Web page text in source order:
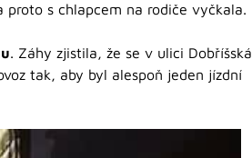
s chlapcem na rodiče vyčkala.
. Záhy zjistila, že se v ulici Dobříšská
tak, aby byl alespoň jeden jízdní